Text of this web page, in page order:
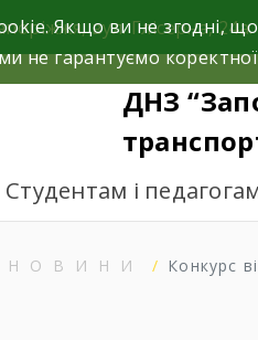
вул. Глісерна, 24а.
ДНЗ
Студентам і
НОВИНИ Конкурс
Якщо ви не згодні,
не гарантуємо